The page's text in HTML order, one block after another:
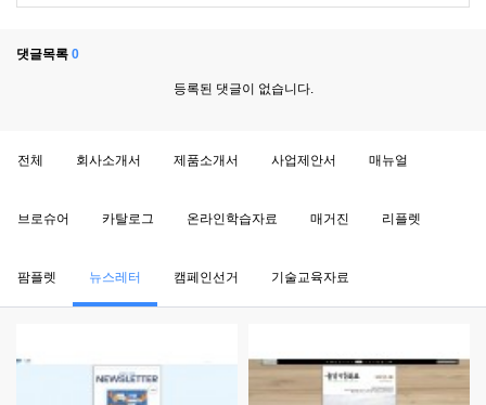
댓글목록 0
등록된 댓글이 없습니다.
전체 회사소개서 제품소개서 사업제안서 매뉴얼
브로슈어 카탈로그 온라인학습자료 매거진 리플렛
팜플렛 뉴스레터 캠페인선거 기술교육자료